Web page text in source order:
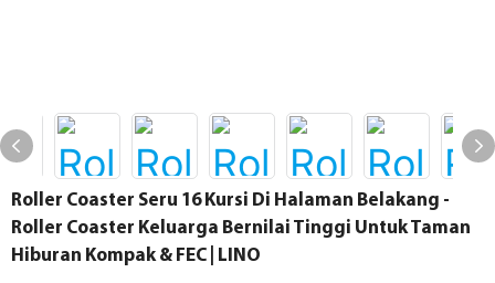
Roller Coaster Seru 16 Kursi Di Halaman Belakang -
Roller Coaster Keluarga Bernilai Tinggi Untuk Taman
Hiburan Kompak & FEC | LINO